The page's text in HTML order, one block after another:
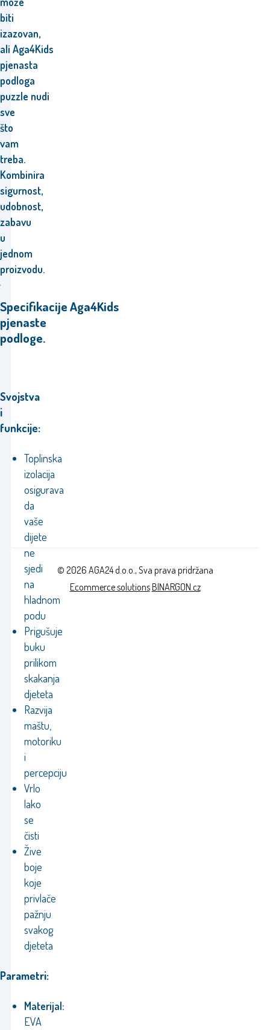
biti
izazovan,
ali Aga4Kids
pjenasta
podloga
puzzle nudi
sve
što
vam
treba.
Kombinira
sigurnost,
udobnost,
zabavu
u
jednom
proizvodu.
Specifikacije Aga4Kids
pjenaste
podloge.
Svojstva
i
funkcije:
Toplinska
izolacija
osigurava
da
vaše
dijete
ne
sjedi
na
hladnom
podu
Prigušuje
buku
prilikom
skakanja
djeteta
Razvija
maštu,
motoriku
i
percepciju
Vrlo
lako
se
čisti
Žive
boje
koje
privlače
pažnju
svakog
djeteta
Parametri:
Materijal:
EVA
© 2026 AGA24 d.o.o., Sva prava pridržana
Ecommerce solutionsBINARGON.cz